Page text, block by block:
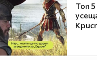
Топ